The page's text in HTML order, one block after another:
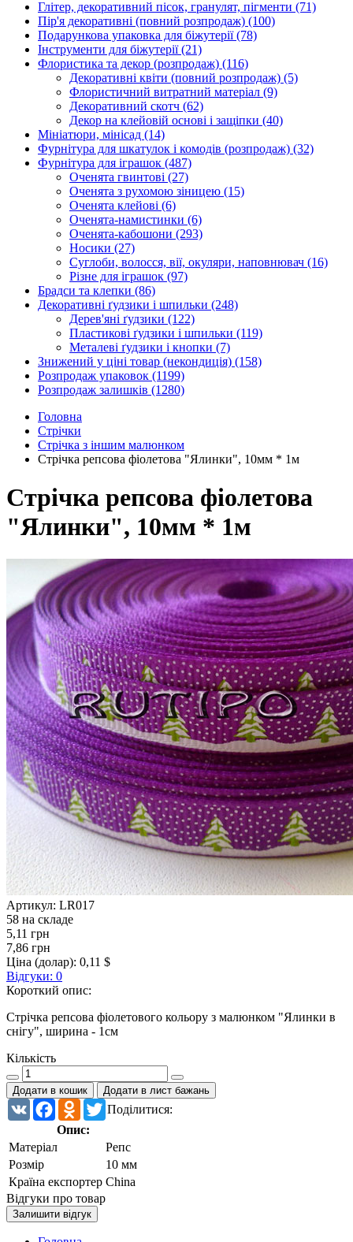
Глітер, декоративний пісок, гранулят, пігменти (71)
Пір'я декоративні (повний розпродаж) (100)
Подарункова упаковка для біжутерії(78)
Інструменти для біжутерії(21)
Флористика та декор (розпродаж) (116)
Декоративні квіти (повний розпродаж) (5)
Флористичний витратний матеріал (9)
Декоративний скотч (62)
Декор на клейовій основі і защіпки (40)
Мініатюри, мінісад (14)
Фурнітура для шкатулок і комодів (розпродаж) (32)
Фурнітура для іграшок (487)
Оченята гвинтові (27)
Оченята з рухомою зіницею (15)
Оченята клейові (6)
Оченята-намистинки (6)
Оченята-кабошони (293)
Носики (27)
Суглоби, волосся, вії, окуляри, наповнювач (16)
Різне для іграшок (97)
Брадси та клепки (86)
Декоративні ґудзики і шпильки (248)
Дерев'яні ґудзики (122)
Пластикові ґудзики і шпильки (119)
Металеві ґудзики і кнопки (7)
Знижений у ціні товар (некондиція) (158)
Розпродаж упаковок (1199)
Розпродаж залишків (1280)
Головна
Стрічки
Стрічка з іншим малюнком
Стрічка репсова фіолетова "Ялинки", 10мм * 1м
Стрічка репсова фіолетова
"Ялинки", 10мм * 1м
Артикул: LR017
58 на складе
5,11 грн
7,86 грн
Ціна (долар): 0,11 $
Відгуки: 0
Короткий опис:
Стрічка репсова фіолетового кольору з малюнком "Ялинки в
снігу", ширина - 1см
Кількість
Додати в кошик Додати в лист бажань
Поділитися:
VK FacebookOdnoklassniki
Twitter
Опис:
Матеріал
Репс
Розмір
10 мм
Країна експортер China
Відгуки про товар
Залишити відгук